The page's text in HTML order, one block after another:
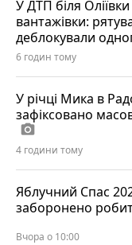
У ДТП біля Оліївки
вантажівки:
деблокували
6 годин тому
У річці Мика в
зафіксовано
photo_camera
4 години тому
Яблучний Спас
заборонено
Вчора о 10:00